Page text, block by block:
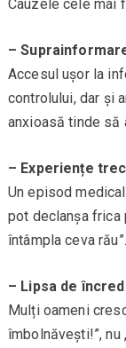
Cauzele cele mai
–
Accesul ușor la
controlului, dar și
anxioasă tinde să
– Experiențe
Un episod
pot declanșa frica
întâmpla ceva rău”.
– Lipsa de
Mulți oameni
îmbolnăvești!”, nu